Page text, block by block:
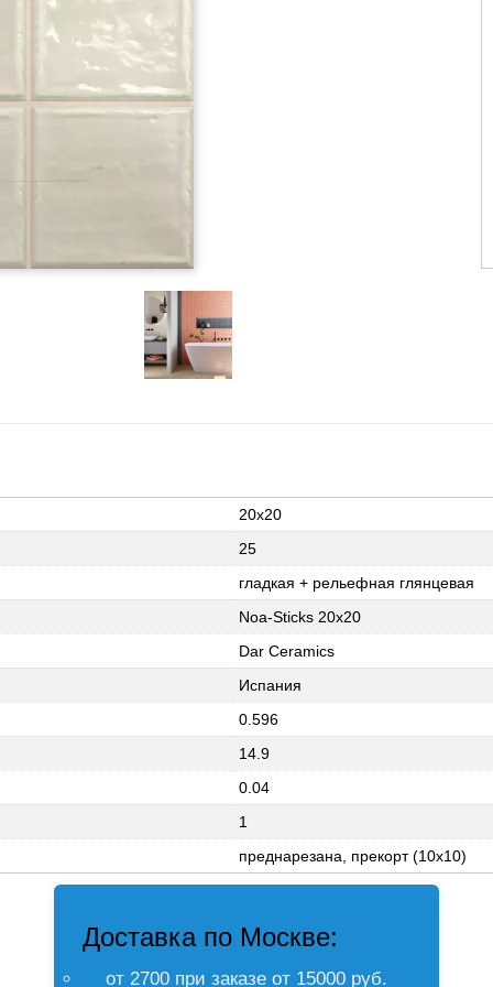
20x20
25
гладкая + рельефная глянцевая
Noa-Sticks 20x20
Dar Ceramics
Испания
0.596
14.9
0.04
1
преднарезана, прекорт (10x10)
Доставка по Москве:
от 2700 при заказе от 15000 руб.